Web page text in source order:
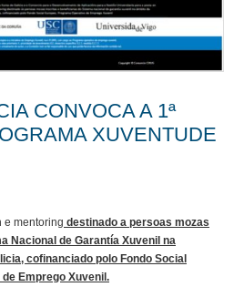
CONVOCA A 1ª
XUVENTUDE
e mentoring destinado a persoas mozas
Nacional de Garantía Xuvenil na
cofinanciado polo Fondo Social
Emprego Xuvenil.